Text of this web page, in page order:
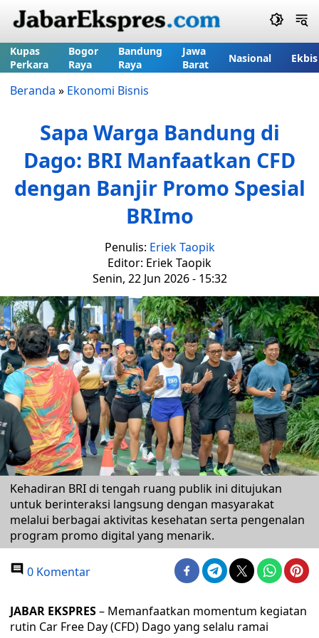
Kupas
Perkara
Bogor
Raya
Bandung
Raya
Jawa
Barat
Nasional Ekbis
Beranda » Ekonomi Bisnis
Sapa Warga Bandung di
Dago: BRI Manfaatkan CFD
dengan Banjir Promo Spesial
BRImo
Penulis: Eriek Taopik
Editor: Eriek Taopik
Senin, 22 Jun 2026 - 15:32
Kehadiran BRI di tengah ruang publik ini ditujukan
untuk berinteraksi langsung dengan masyarakat
melalui berbagai aktivitas kesehatan serta pengenalan
program promo digital yang menarik.
0 Komentar
JABAR EKSPRES– Memanfaatkan momentum kegiatan
rutin Car Free Day (CFD) Dago yang selalu ramai